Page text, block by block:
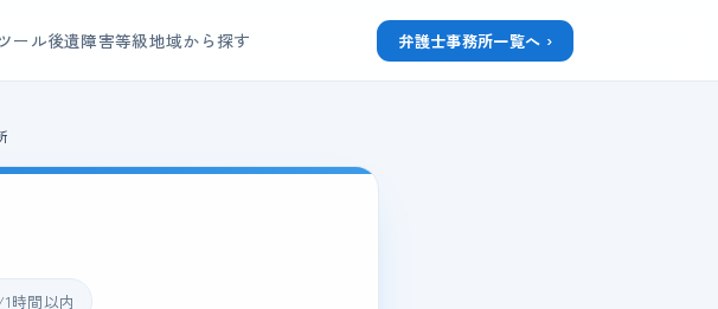
ール後遺障害等級地域から探す 弁護士事務所一覧へ ›
時間以内